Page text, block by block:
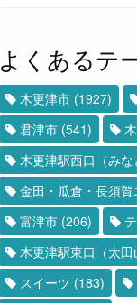
よくあるテ
木更津市(1927)
君津市(541)
木更津駅西口（み
金田・瓜倉・長須賀
富津市(206)
木更津駅東口（太
スイーツ (183)